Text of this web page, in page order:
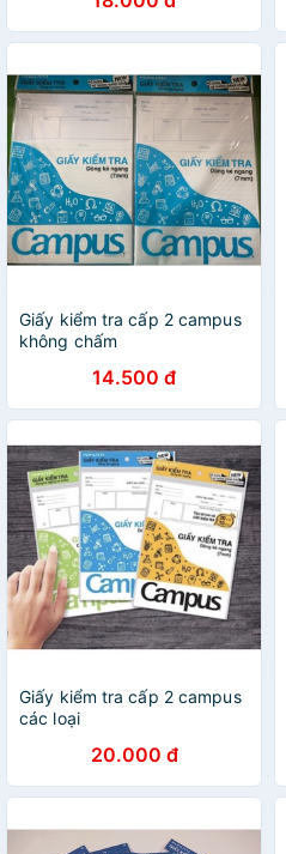
Giấy kiểm tra cấp 2 campus
không chấm
14.500 đ
Giấy kiểm tra cấp 2 campus
các loại
20.000 đ